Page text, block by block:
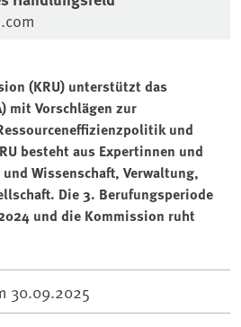
(KRU) unterstützt das
mit Vorschlägen zur
und
besteht aus Expertinnen und
Wissenschaft, Verwaltung,
Die 3. Berufungsperiode
und die Kommission ruht
30.09.2025